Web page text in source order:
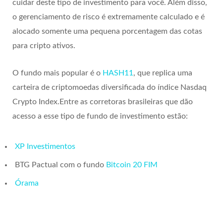
cuidar deste tipo de investimento para você. Além disso,
o gerenciamento de risco é extremamente calculado e é
alocado somente uma pequena porcentagem das cotas
para cripto ativos.
O fundo mais popular é o HASH11, que replica uma
carteira de criptomoedas diversificada do índice Nasdaq
Crypto Index.Entre as corretoras brasileiras que dão
acesso a esse tipo de fundo de investimento estão:
XP Investimentos
BTG Pactual com o fundo Bitcoin 20 FIM
Órama